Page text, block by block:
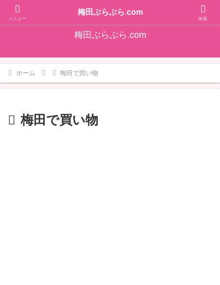
そうだ！梅田をぶらぶらしよ♪大阪梅田エリアの情報を発信しています!!
梅田ぶらぶら.com
ホーム 梅田で買い物
梅田で買い物
メニュー
梅田ぶらぶら.com
検索